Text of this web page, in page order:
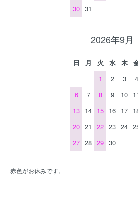
30 31
2026年9月
日 月 火 水 木
1
2 3 4
6
7 8 9 10
13 14 15 16 17
20 21 22 23 24
27 28 29 30
赤色がお休みです。